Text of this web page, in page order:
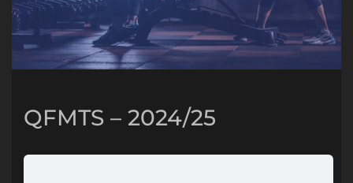
QFMTS – 2024/25